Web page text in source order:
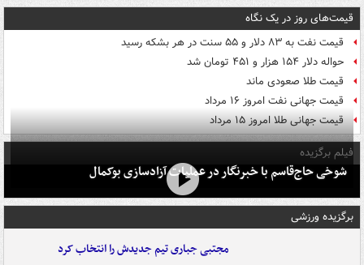
قیمت‌های روز در یک نگاه
قیمت نفت به ۸۳ دلار و ۵۵ سنت در هر بشکه رسید
حواله دلار ۱۵۴ هزار و ۴۵۱ تومان شد
قیمت طلا صعودی ماند
قیمت جهانی نفت امروز ۱۶ مرداد
قیمت جهانی طلا امروز ۱۵ مرداد
فیلم برگزیده
شوخی حاج‌قاسم با خبرنگار در عملیات آزادسازی بوکمال
برگزیده ورزشی
مجتبی جباری تیم جدیدش را انتخاب کرد